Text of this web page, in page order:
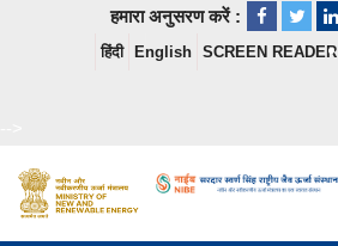
हमारा अनुसरण करें :
हिंदी English SCREEN READER